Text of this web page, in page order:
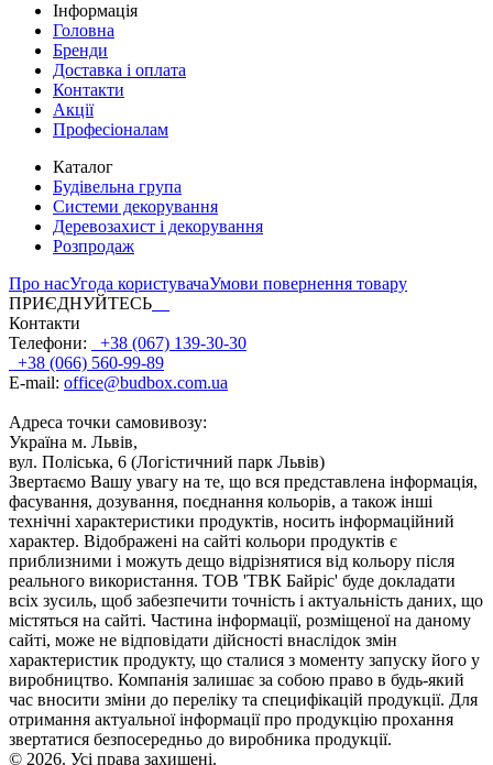
Інформація
Головна
Бренди
Доставка і оплата
Контакти
Акції
Професіоналам
Каталог
Будівельна група
Системи декорування
Деревозахист і декорування
Розпродаж
Про насУгода користувачаУмови повернення товару
ПРИЄДНУЙТЕСЬ
Контакти
Телефони:
+38 (067) 139-30-30
+38 (066) 560-99-89
E-mail: office@budbox.com.ua
Адреса точки самовивозу:
Україна м. Львів,
вул. Поліська, 6 (Логістичний парк Львів)
Звертаємо Вашу увагу на те, що вся представлена інформація,
фасування, дозування, поєднання кольорів, а також інші
технічні характеристики продуктів, носить інформаційний
характер. Відображені на сайті кольори продуктів є
приблизними і можуть дещо відрізнятися від кольору після
реального використання. ТОВ 'ТВК Байріс' буде докладати
всіх зусиль, щоб забезпечити точність і актуальність даних, що
містяться на сайті. Частина інформації, розміщеної на даному
сайті, може не відповідати дійсності внаслідок змін
характеристик продукту, що сталися з моменту запуску його у
виробництво. Компанія залишає за собою право в будь-який
час вносити зміни до переліку та специфікацій продукції. Для
отримання актуальної інформації про продукцію прохання
звертатися безпосередньо до виробника продукції.
© 2026. Усі права захищені.